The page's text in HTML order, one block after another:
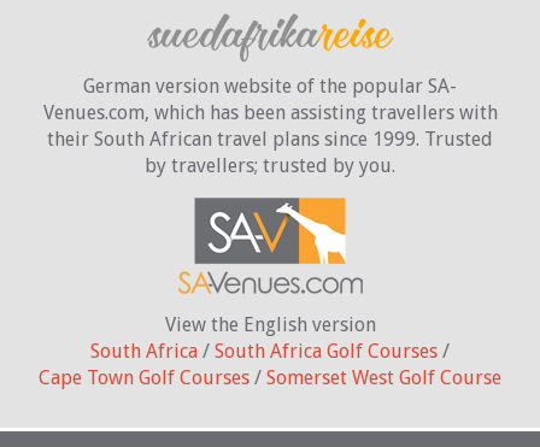
German version website of the popular SA-
Venues.com, which has been assisting travellers with
their South African travel plans since 1999. Trusted
by travellers; trusted by you.
View the English version
South Africa / South Africa Golf Courses /
Cape Town Golf Courses / Somerset West Golf Course